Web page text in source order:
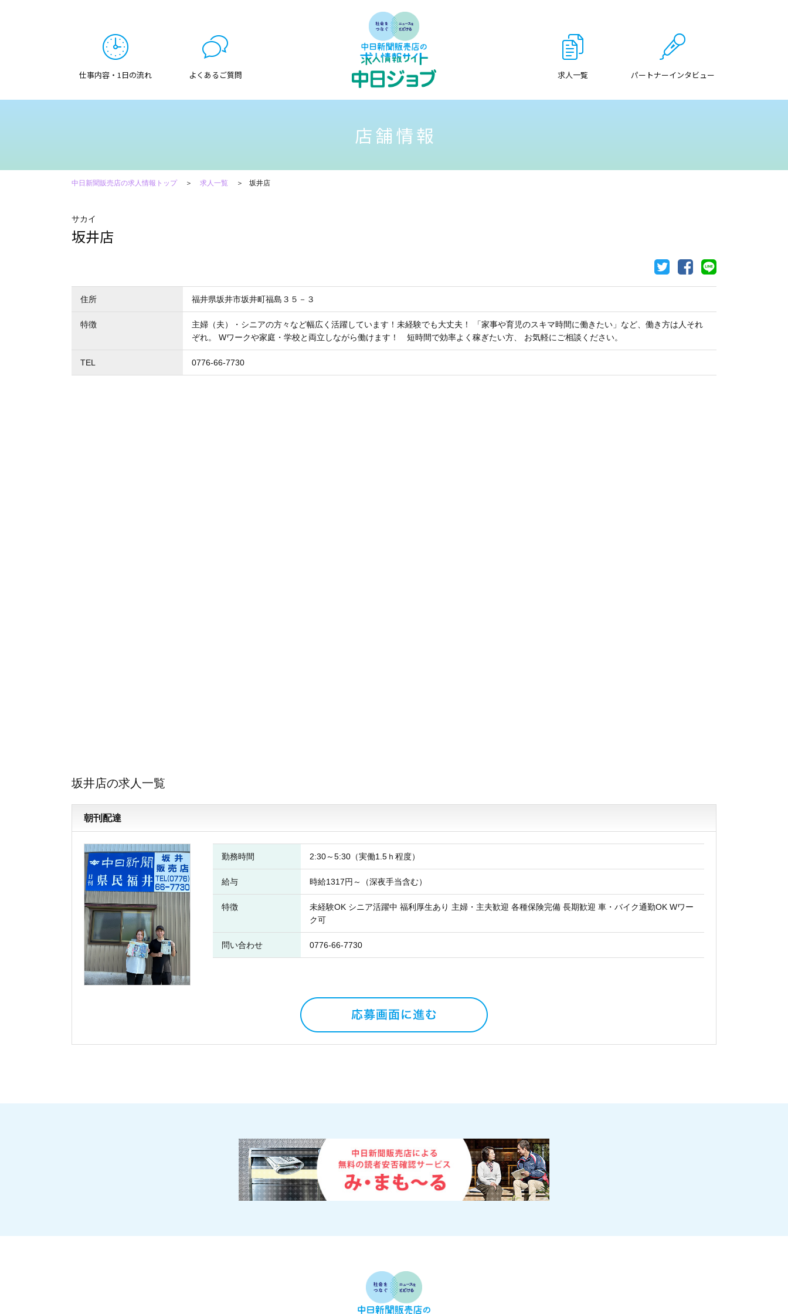
仕事内容・1日の流れ よくあるご質問 求人一覧 パートナーインタビュー
店舗情報
中日新聞販売店の求人情報トップ 求人一覧 坂井店
サカイ
坂井店
住所 福井県坂井市坂井町福島３５－３
特徴
主婦（夫）・シニアの方々など幅広く活躍しています！未経験でも大丈夫！ 「家事や育児のスキマ時間に働きたい」など、働き方は人それ
ぞれ。 Wワークや家庭・学校と両立しながら働けます！ 短時間で効率よく稼ぎたい方、 お気軽にご相談ください。
TEL 0776-66-7730
坂井店の求人一覧
朝刊配達
勤務時間 2:30～5:30（実働1.5ｈ程度）
給与 時給1317円～（深夜手当含む）
特徴
未経験OK シニア活躍中 福利厚生あり 主婦・主夫歓迎 各種保険完備 長期歓迎 車・バイク通勤OK Wワー
ク可
問い合わせ 0776-66-7730